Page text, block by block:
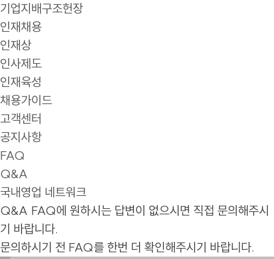
기업지배구조헌장
인재채용
인재상
인사제도
인재육성
채용가이드
고객센터
공지사항
FAQ
Q&A
국내영업 네트워크
Q&A FAQ에 원하시는 답변이 없으시면 직접 문의해주시
기 바랍니다.
문의하시기 전 FAQ를 한번 더 확인해주시기 바랍니다.